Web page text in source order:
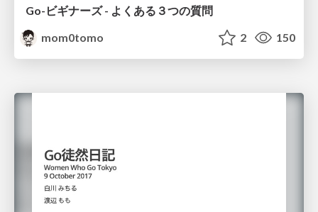
Go-ビギナーズ - よくある３つの質問
mom0tomo
2 150